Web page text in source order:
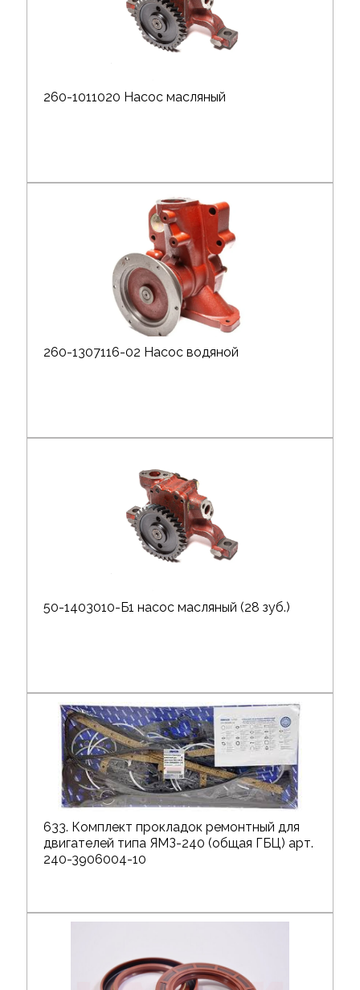
260-1011020 Насос масляный
260-1307116-02 Насос водяной
50-1403010-Б1 насос масляный (28 зуб.)
633. Комплект прокладок ремонтный для
двигателей типа ЯМЗ-240 (общая ГБЦ) арт.
240-3906004-10